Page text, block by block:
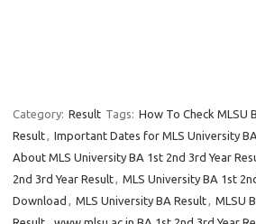
Category: Result Tags: How To Check MLSU
Result, Important Dates for MLS University
About MLS University BA 1st 2nd 3rd Year
2nd 3rd Year Result, MLS University BA 1st
Download , MLS University BA Result, MLSU